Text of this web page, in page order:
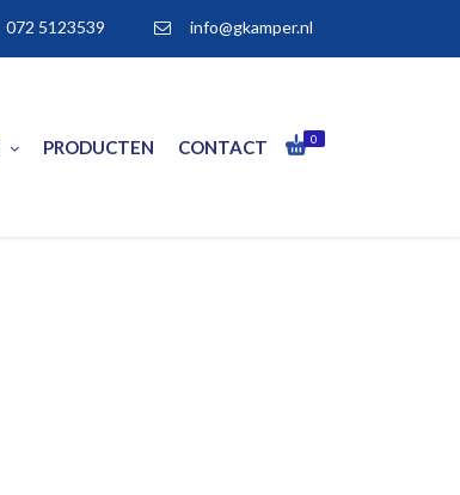
072 5123539 info@gkamper.nl
0
PRODUCTEN CONTACT